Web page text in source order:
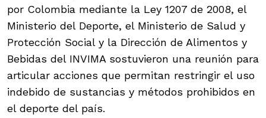
por Colombia mediante la Ley 1207 de 2008, el
Ministerio del Deporte, el Ministerio de Salud y
Protección Social y la Dirección de Alimentos y
Bebidas del INVIMA sostuvieron una reunión para
articular acciones que permitan restringir el uso
indebido de sustancias y métodos prohibidos en
el deporte del país.